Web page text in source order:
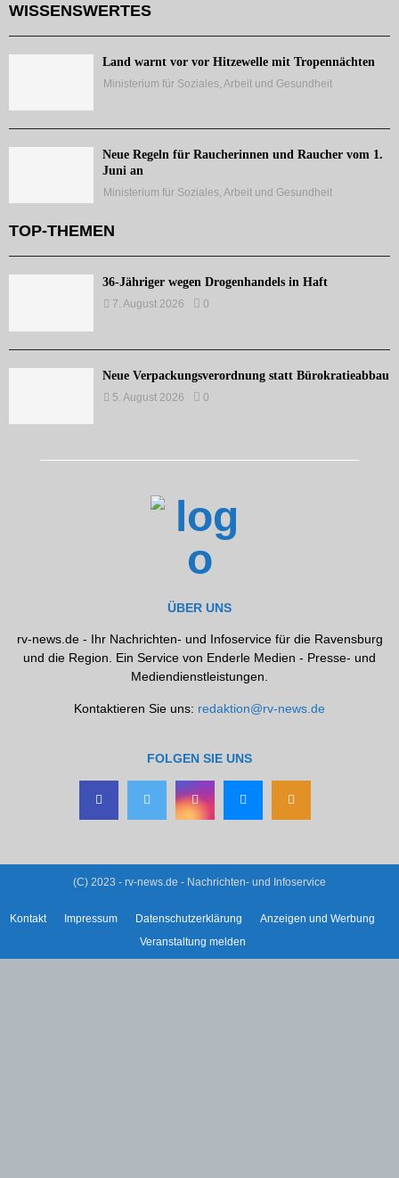
WISSENSWERTES
Land warnt vor vor Hitzewelle mit Tropennächten
Ministerium für Soziales, Arbeit und Gesundheit
Neue Regeln für Raucherinnen und Raucher vom 1.
Juni an
Ministerium für Soziales, Arbeit und Gesundheit
TOP-THEMEN
36-Jähriger wegen Drogenhandels in Haft
7. August 2026 0
Neue Verpackungsverordnung statt Bürokratieabbau
5. August 2026 0
ÜBER UNS
rv-news.de - Ihr Nachrichten- und Infoservice für die Ravensburg
und die Region. Ein Service von Enderle Medien - Presse- und
Mediendienstleistungen.
Kontaktieren Sie uns: redaktion@rv-news.de
FOLGEN SIE UNS
(C) 2023 - rv-news.de - Nachrichten- und Infoservice
Kontakt Impressum Datenschutzerklärung
Anzeigen und Werbung
Veranstaltung melden